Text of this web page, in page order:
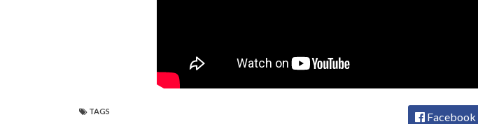
TAGS Facebook